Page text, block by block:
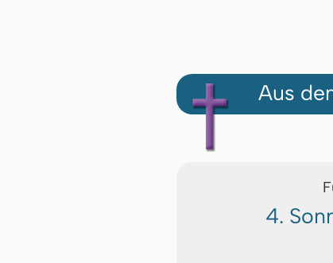
Aus
4.